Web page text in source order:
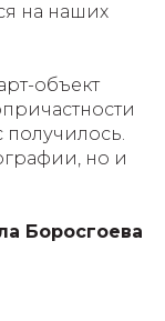
на наших
объект
получилось.
но и
Боросгоева